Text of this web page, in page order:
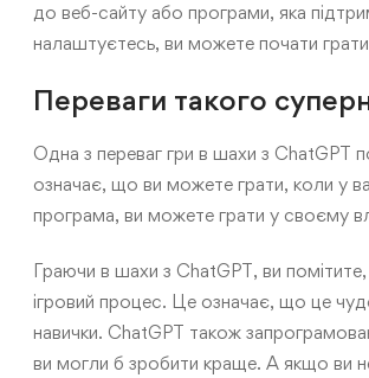
до веб-сайту або програми, яка
налаштуєтесь, ви можете почати
Переваги такого
Одна з переваг гри в шахи з ChatGPT
означає, що ви можете грати, коли у
програма, ви можете грати у своєму
Граючи в шахи з ChatGPT, ви
ігровий процес. Це означає, що це
навички. ChatGPT також
ви могли б зробити краще. А якщо ви